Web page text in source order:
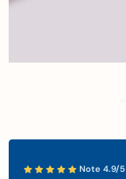
Note 4.9/5